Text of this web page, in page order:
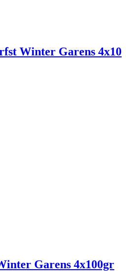
Winter Garens 4x10
Garens 4x100gr